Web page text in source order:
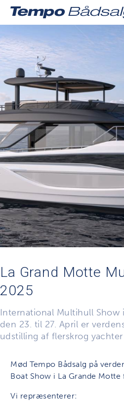
La Grand Motte
2025
International Multihull Show
den 23. til 27. April er
udstilling af flerskrog
Mød Tempo Bådsalg på
Boat Show i La Grande
Vi repræsenterer: